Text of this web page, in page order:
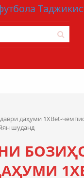
даҳуми 1XBet-
шуданд